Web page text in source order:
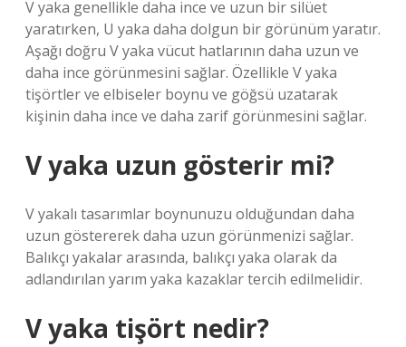
V yaka genellikle daha ince ve uzun bir silüet
yaratırken, U yaka daha dolgun bir görünüm yaratır.
Aşağı doğru V yaka vücut hatlarının daha uzun ve
daha ince görünmesini sağlar. Özellikle V yaka
tişörtler ve elbiseler boynu ve göğsü uzatarak
kişinin daha ince ve daha zarif görünmesini sağlar.
V yaka uzun gösterir mi?
V yakalı tasarımlar boynunuzu olduğundan daha
uzun göstererek daha uzun görünmenizi sağlar.
Balıkçı yakalar arasında, balıkçı yaka olarak da
adlandırılan yarım yaka kazaklar tercih edilmelidir.
V yaka tişört nedir?